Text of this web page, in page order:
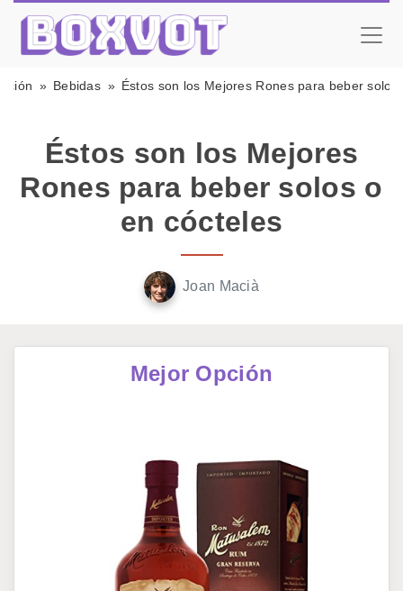
Bebidas Éstos son los Mejores Rones para beber solos
Éstos son los Mejores
Rones para beber solos o
en cócteles
Joan Macià
Mejor Opción